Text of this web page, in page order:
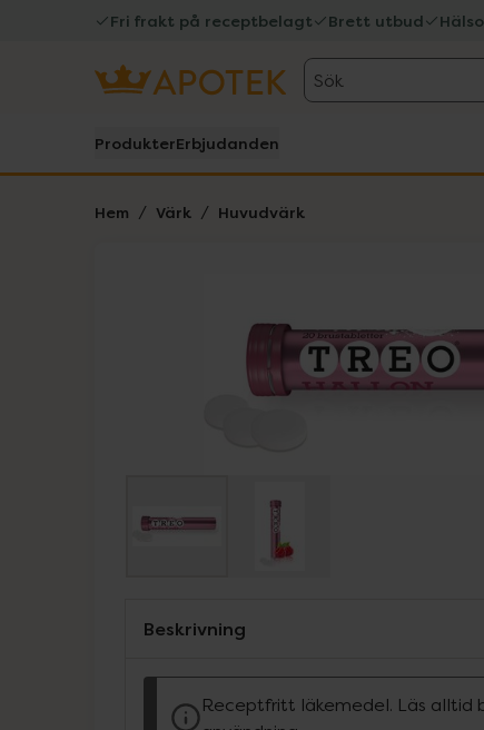
Fri frakt på receptbelagt Brett utbud
Sök
ProdukterErbjudanden
Hem Värk Huvudvärk
Beskrivning
Receptfritt läkemedel. Läs alltid